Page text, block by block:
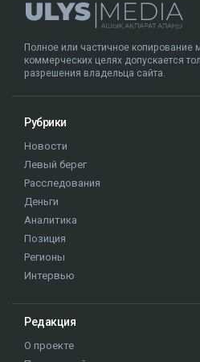
Полное или частичное копирование
коммерческих целях допускается
разрешения владельца сайта.
Рубрики
Новости
Левый берег
Расследования
Деньги
Аналитика
Позиция
Регионы
Интервью
Редакция
О проекте